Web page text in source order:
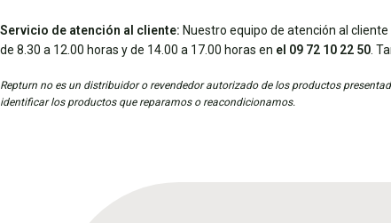
Servicio de atención al cliente: Nuestro equipo de atención al
de 8.30 a 12.00 horas y de 14.00 a 17.00 horas en el 09 72 10 22 50 .
Repturn no es un distribuidor o revendedor autorizado de los productos
identificar los productos que reparamos o reacondicionamos.